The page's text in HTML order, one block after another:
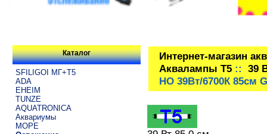
Каталог
SFILIGOI МГ+Т5
ADA
EHEIM
TUNZE
AQUATRONICA
Аквариумы
МОРЕ
Интернет-магазин
Аквалампы T5:: 39
HO 39Вт/6700К